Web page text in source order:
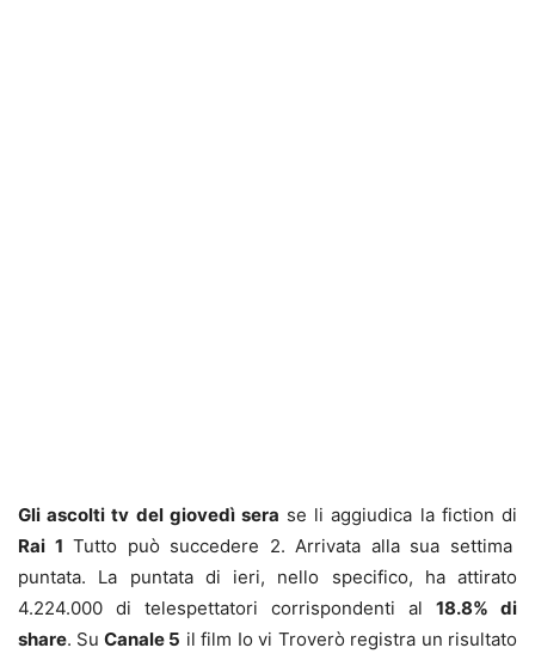
Gli ascolti tv del giovedì sera se li aggiudica la fiction di
Rai 1 Tutto può succedere 2. Arrivata alla sua settima
puntata. La puntata di ieri, nello specifico, ha attirato
4.224.000 di telespettatori corrispondenti al 18.8% di
share. Su Canale 5 il film Io vi Troverò registra un risultato